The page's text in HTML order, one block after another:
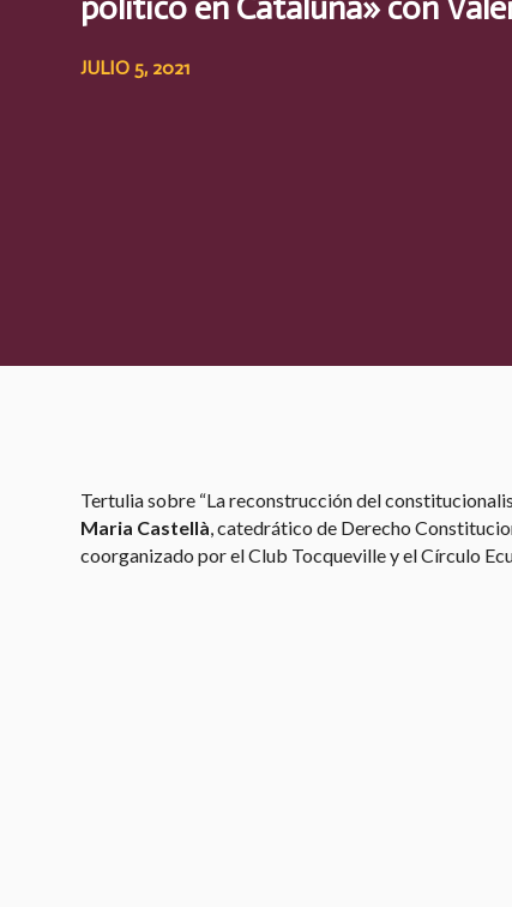
JULIO 5, 2021
Tertulia sobre “La reconstrucción del
Maria Castellà, catedrático de Derecho
coorganizado por el Club Tocqueville y el Círculo